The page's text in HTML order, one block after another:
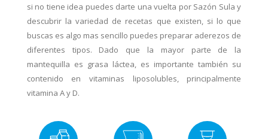
si no tiene idea puedes darte una vuelta por Sazón Sula y
descubrir la variedad de recetas que existen, si lo que
buscas es algo mas sencillo puedes preparar aderezos de
diferentes tipos. Dado que la mayor parte de la
mantequilla es grasa láctea, es importante también su
contenido en vitaminas liposolubles, principalmente
vitamina A y D.